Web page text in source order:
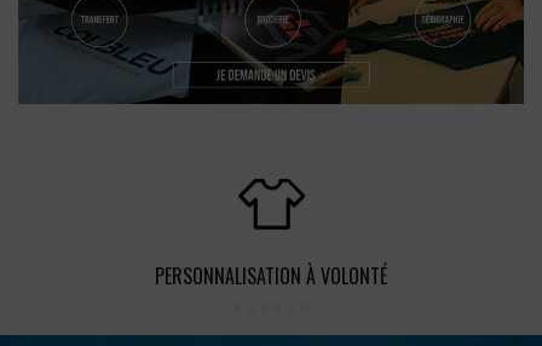
PERSONNALISATION À VOLONTÉ